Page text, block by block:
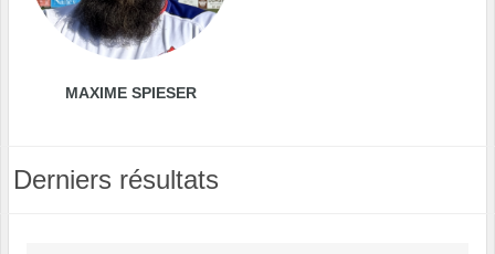
MAXIME SPIESER
Derniers résultats